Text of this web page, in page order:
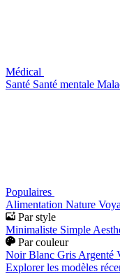
Médical
Santé Santé mentale
Populaires
Alimentation Nature
Par style
Minimaliste Simple
Par couleur
Noir Blanc Gris Argenté
Explorer les modèles